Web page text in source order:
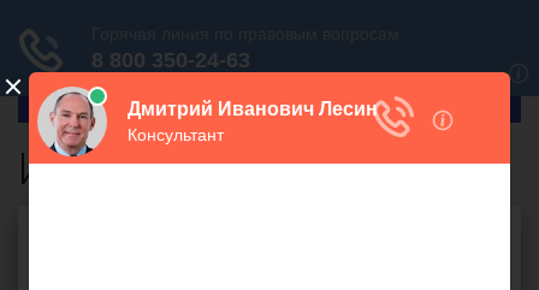
ГлавПрав
Исковое заявление